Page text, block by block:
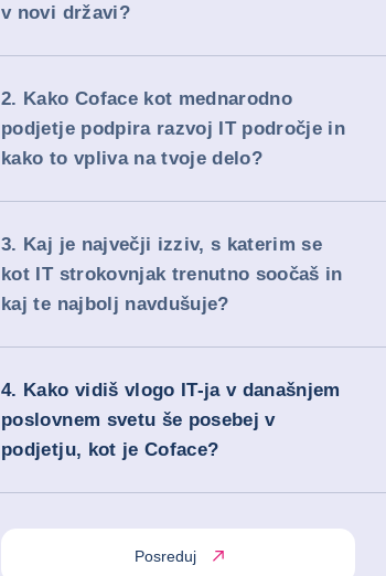
v novi državi?
2. Kako Coface kot mednarodno
podjetje podpira razvoj IT področje in
kako to vpliva na tvoje delo?
3. Kaj je največji izziv, s katerim se
kot IT strokovnjak trenutno soočaš in
kaj te najbolj navdušuje?
4. Kako vidiš vlogo IT-ja v današnjem
poslovnem svetu še posebej v
podjetju, kot je Coface?
Posreduj